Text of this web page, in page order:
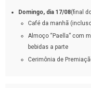
Domingo, dia 17/08(final
Café da manhã
Almoço “Paella” com
bebidas a parte
Cerimônia de